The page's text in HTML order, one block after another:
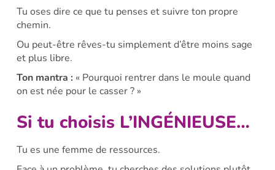
Tu oses dire ce que tu penses et suivre ton propre
chemin.
Ou peut-être rêves-tu simplement d’être moins sage
et plus libre.
Ton mantra : « Pourquoi rentrer dans le moule quand
on est née pour le casser ? »
Si tu choisis L’INGÉNIEUSE…
Tu es une femme de ressources.